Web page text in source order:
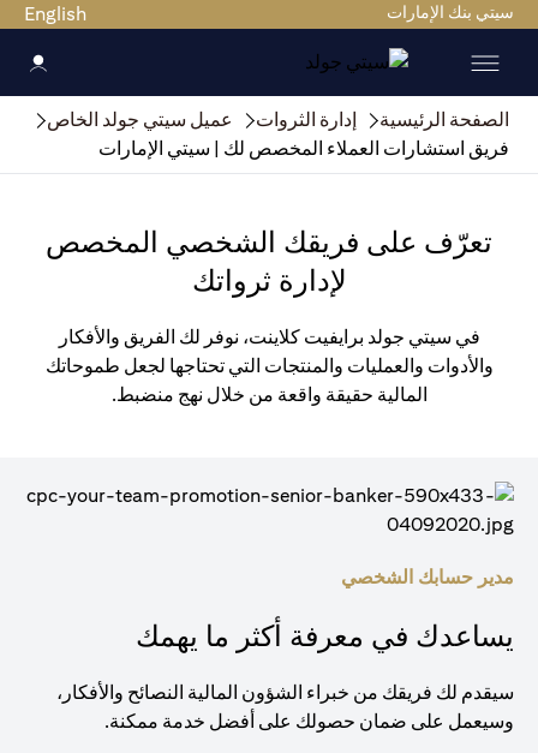
سيتي بنك الإمارات English
الصفحة الرئيسية إدارة الثروات
عميل سيتي جولد الخاص
فريق استشارات العملاء المخصص لك | سيتي الإمارات
تعرّف على فريقك الشخصي المخصص
لإدارة ثرواتك
في سيتي جولد برايفيت كلاينت، نوفر لك الفريق والأفكار
والأدوات والعمليات والمنتجات التي تحتاجها لجعل طموحاتك
المالية حقيقة واقعة من خلال نهج منضبط.
مدير حسابك الشخصي
يساعدك في معرفة أكثر ما يهمك
سيقدم لك فريقك من خبراء الشؤون المالية النصائح والأفكار،
وسيعمل على ضمان حصولك على أفضل خدمة ممكنة.